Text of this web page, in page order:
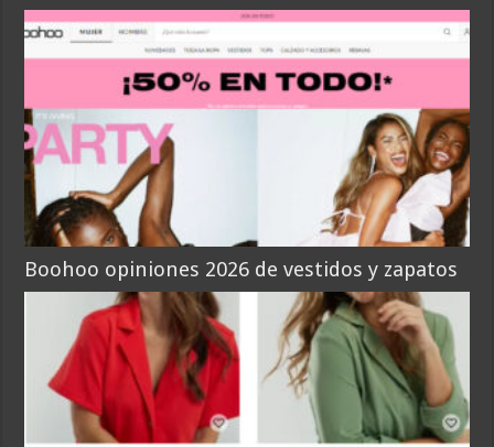
Boohoo opiniones 2026 de vestidos y zapatos